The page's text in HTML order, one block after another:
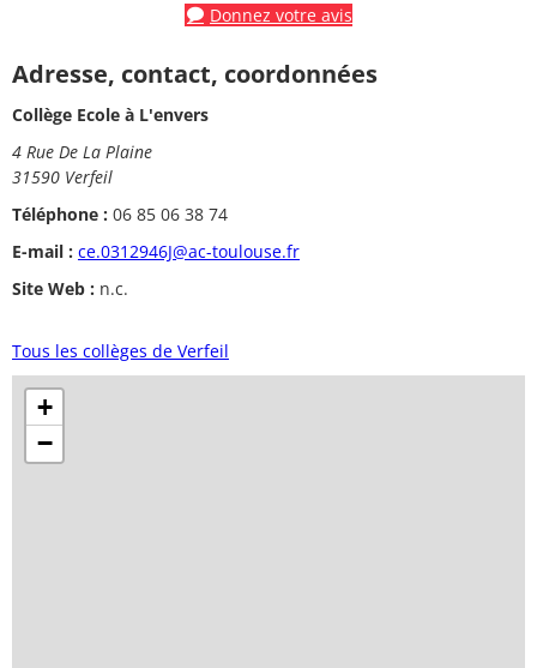
Donnez votre avis
Adresse, contact, coordonnées
Collège Ecole à L'envers
4 Rue De La Plaine
31590 Verfeil
Téléphone : 06 85 06 38 74
E-mail : ce.0312946J@ac-toulouse.fr
Site Web : n.c.
Tous les collèges de Verfeil
+
−